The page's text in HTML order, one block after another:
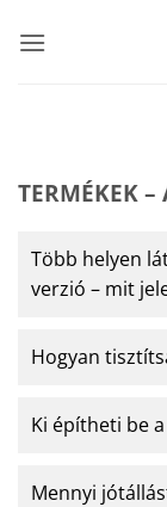
TERMÉKEK
Több helyen
verzió – mit
Hogyan
Ki építheti be
Mennyi